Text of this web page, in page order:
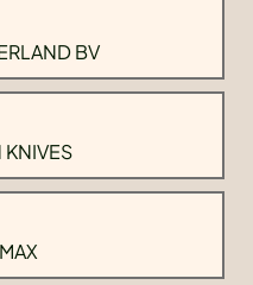
BV
KNIVES